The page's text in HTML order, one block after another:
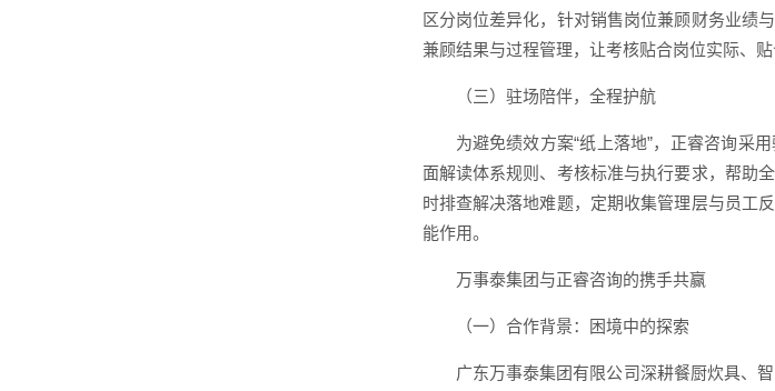
区分岗位差异化，针对销售岗位兼顾财务业绩
兼顾结果与过程管理，让考核贴合岗位实际、贴
（三）驻场陪伴，全程护航
为避免绩效方案“纸上落地”，正睿咨询采
面解读体系规则、考核标准与执行要求，帮助
时排查解决落地难题，定期收集管理层与员工
能作用。
万事泰集团与正睿咨询的携手共赢
（一）合作背景：困境中的探索
广东万事泰集团有限公司深耕餐厨炊具、